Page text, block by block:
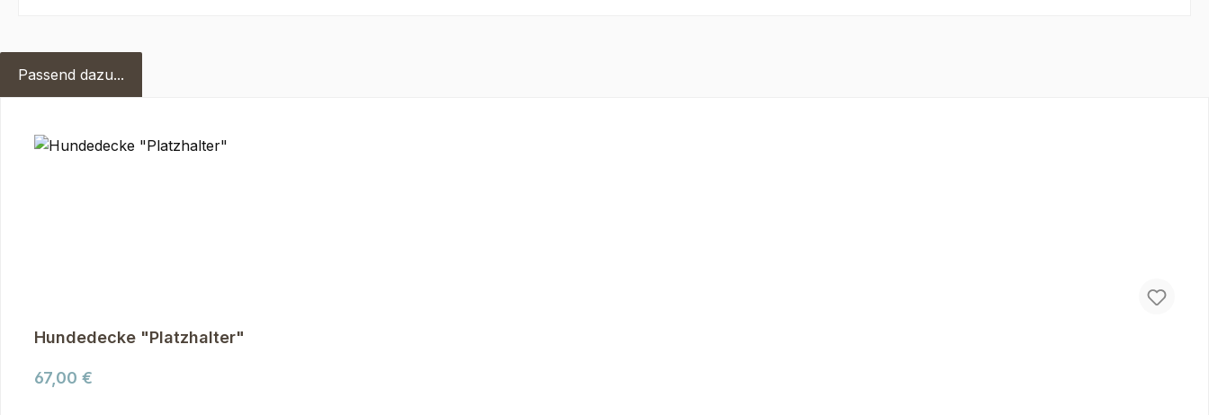
Passend dazu...
Hundedecke "Platzhalter"
Regulärer Preis:
67,00 €